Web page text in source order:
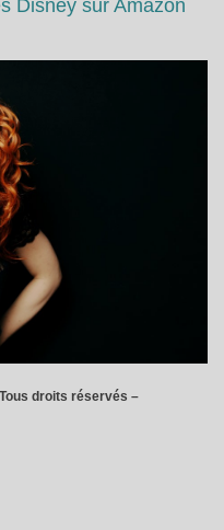
Disney sur Amazon
droits réservés –